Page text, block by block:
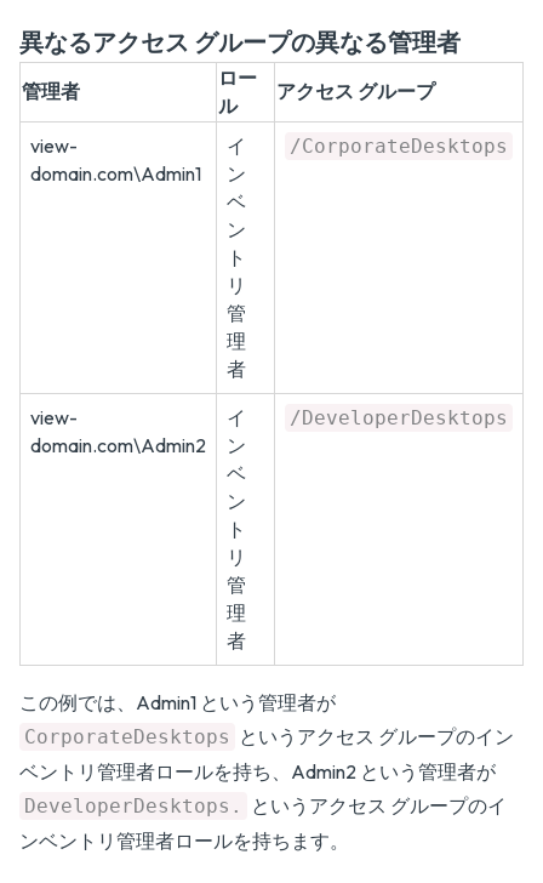
異なるアクセス グループの異なる管理者
管理者
ロー
ル
アクセス グループ
view-
domain.com\Admin1
イ
ン
ベ
ン
ト
リ
管
理
者
/CorporateDesktops
view-
domain.com\Admin2
イ
ン
ベ
ン
ト
リ
管
理
者
/DeveloperDesktops
この例では、Admin1 という管理者が
CorporateDesktops というアクセス グループのイン
ベントリ管理者ロールを持ち、Admin2 という管理者が
DeveloperDesktops.
というアクセス グループのイ
ンベントリ管理者ロールを持ちます。